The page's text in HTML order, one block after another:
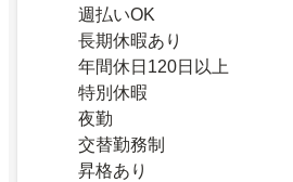
週払いOK
長期休暇あり
年間休日120日以上
特別休暇
夜勤
交替勤務制
昇格あり